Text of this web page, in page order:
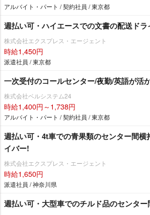
アルバイト・パート / 契約社員 / 東京都
週払い可・ハイエースでの文書の配送ド
株式会社エクスプレス・エージェント
時給1,450円
派遣社員 / 東京都
一次受付のコールセンター/夜勤/英語が活
株式会社ベルシステム24
時給1,400円～1,738円
アルバイト・パート / 契約社員 / 東京都
週払い可・4t車での青果類のセンター間横
イバー!
株式会社エクスプレス・エージェント
時給1,650円
派遣社員 / 神奈川県
週払い可・大型車でのチルド品のセンタ